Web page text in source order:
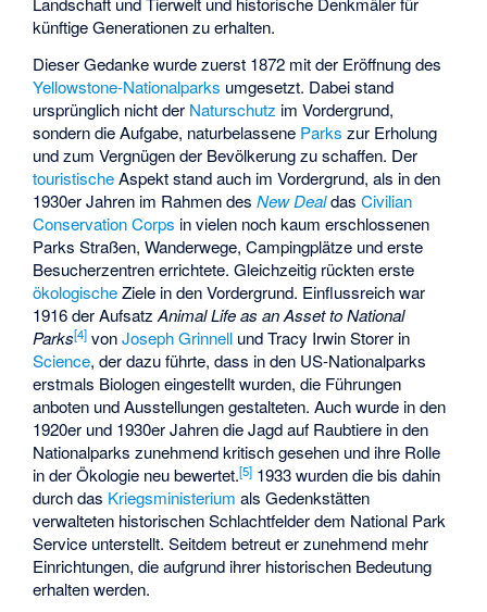
künftige Generationen zu erhalten.
Dieser Gedanke wurde zuerst 1872 mit der Eröffnung des
Yellowstone-Nationalparks umgesetzt. Dabei stand
ursprünglich nicht der Naturschutz im Vordergrund,
sondern die Aufgabe, naturbelassene Parks zur Erholung
und zum Vergnügen der Bevölkerung zu schaffen. Der
touristischeAspekt stand auch im Vordergrund, als in den
1930er Jahren im Rahmen desNew DealdasCivilian
Conservation Corps in vielen noch kaum erschlossenen
Parks Straßen, Wanderwege, Campingplätze und erste
Besucherzentren errichtete. Gleichzeitig rückten erste
ökologischeZiele in den Vordergrund. Einflussreich war
1916 der AufsatzAnimal Life as an Asset to National
Parks[4] vonJoseph Grinnell undTracy Irwin Storer in
Science, der dazu führte, dass in den US-Nationalparks
erstmals Biologen eingestellt wurden, die Führungen
anboten und Ausstellungen gestalteten. Auch wurde in den
1920er und 1930er Jahren die Jagd auf Raubtiere in den
Nationalparks zunehmend kritisch gesehen und ihre Rolle
in der Ökologie neu bewertet.[5] 1933 wurden die bis dahin
durch das Kriegsministerium als Gedenkstätten
verwalteten historischen Schlachtfelder dem National Park
Service unterstellt. Seitdem betreut er zunehmend mehr
Einrichtungen, die aufgrund ihrer historischen Bedeutung
erhalten werden.